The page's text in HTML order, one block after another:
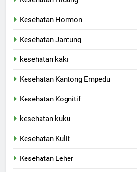
Kesehatan Hormon
Kesehatan Jantung
kesehatan kaki
Kesehatan Kantong Empedu
Kesehatan Kognitif
kesehatan kuku
Kesehatan Kulit
Kesehatan Leher